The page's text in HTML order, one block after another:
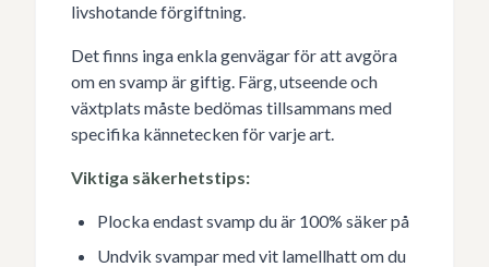
livshotande förgiftning.
Det finns inga enkla genvägar för att avgöra
om en svamp är giftig. Färg, utseende och
växtplats måste bedömas tillsammans med
specifika kännetecken för varje art.
Viktiga säkerhetstips:
Plocka endast svamp du är 100% säker på
Undvik svampar med vit lamellhatt om du